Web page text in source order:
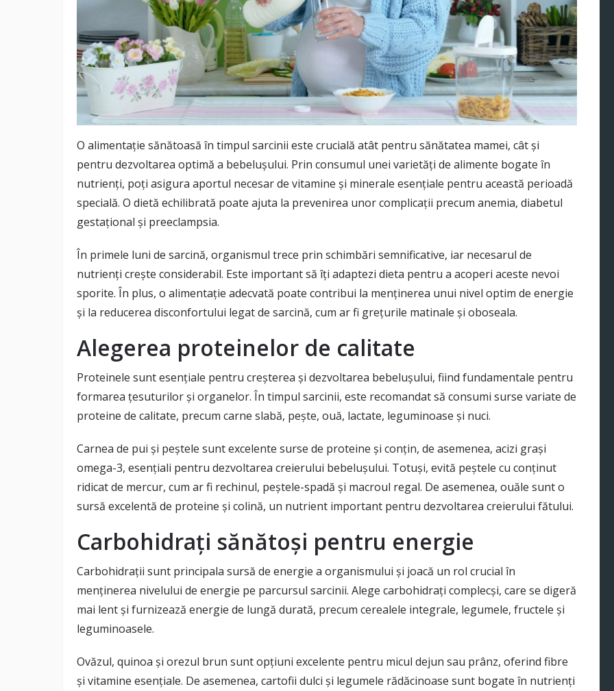
O alimentație sănătoasă în timpul sarcinii este crucială atât pentru sănătatea mamei, cât și
pentru dezvoltarea optimă a bebelușului. Prin consumul unei varietăți de alimente bogate în
nutrienți, poți asigura aportul necesar de vitamine și minerale esențiale pentru această perioadă
specială. O dietă echilibrată poate ajuta la prevenirea unor complicații precum anemia, diabetul
gestațional și preeclampsia.
În primele luni de sarcină, organismul trece prin schimbări semnificative, iar necesarul de
nutrienți crește considerabil. Este important să îți adaptezi dieta pentru a acoperi aceste nevoi
sporite. În plus, o alimentație adecvată poate contribui la menținerea unui nivel optim de energie
și la reducerea disconfortului legat de sarcină, cum ar fi grețurile matinale și oboseala.
Alegerea proteinelor de calitate
Proteinele sunt esențiale pentru creșterea și dezvoltarea bebelușului, fiind fundamentale pentru
formarea țesuturilor și organelor. În timpul sarcinii, este recomandat să consumi surse variate de
proteine de calitate, precum carne slabă, pește, ouă, lactate, leguminoase și nuci.
Carnea de pui și peștele sunt excelente surse de proteine și conțin, de asemenea, acizi grași
omega-3, esențiali pentru dezvoltarea creierului bebelușului. Totuși, evită peștele cu conținut
ridicat de mercur, cum ar fi rechinul, peștele-spadă și macroul regal. De asemenea, ouăle sunt o
sursă excelentă de proteine și colină, un nutrient important pentru dezvoltarea creierului fătului.
Carbohidrați sănătoși pentru energie
Carbohidrații sunt principala sursă de energie a organismului și joacă un rol crucial în
menținerea nivelului de energie pe parcursul sarcinii. Alege carbohidrați complecși, care se digeră
mai lent și furnizează energie de lungă durată, precum cerealele integrale, legumele, fructele și
leguminoasele.
Ovăzul, quinoa și orezul brun sunt opțiuni excelente pentru micul dejun sau prânz, oferind fibre
și vitamine esențiale. De asemenea, cartofii dulci și legumele rădăcinoase sunt bogate în nutrienți